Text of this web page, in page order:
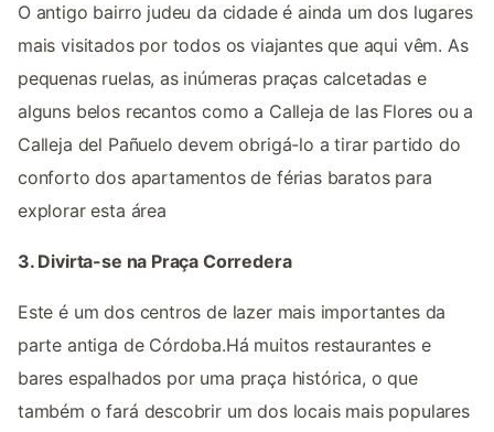
O antigo bairro judeu da cidade é ainda um dos lugares
mais visitados por todos os viajantes que aqui vêm. As
pequenas ruelas, as inúmeras praças calcetadas e
alguns belos recantos como a Calleja de las Flores ou a
Calleja del Pañuelo devem obrigá-lo a tirar partido do
conforto dos apartamentos de férias baratos para
explorar esta área
3. Divirta-se na Praça Corredera
Este é um dos centros de lazer mais importantes da
parte antiga de Córdoba.Há muitos restaurantes e
bares espalhados por uma praça histórica, o que
também o fará descobrir um dos locais mais populares